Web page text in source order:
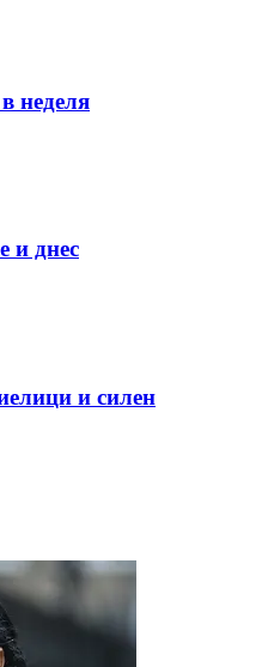
неделя
и днес
и силен